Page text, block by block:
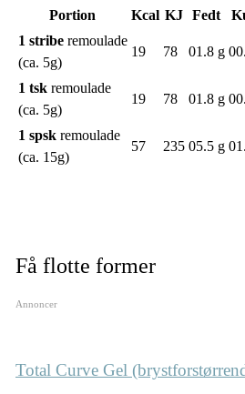
Portion Kcal KJ Fedt
1 striberemoulade
(ca. 5g)
19 78 01.8 g
1 tskremoulade
(ca. 5g)
19 78 01.8 g
1 spskremoulade
(ca. 15g)
57 235 05.5 g
Få flotte former
Annoncer
Total Curve Gel